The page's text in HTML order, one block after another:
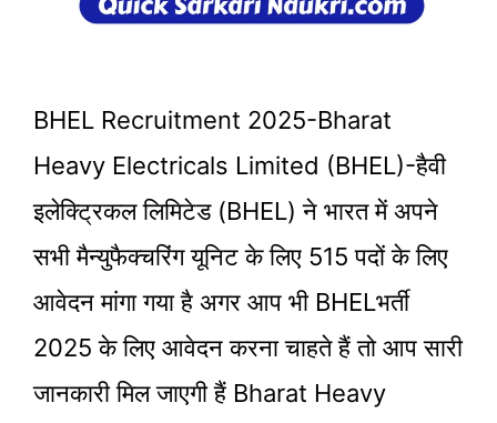
BHEL Recruitment 2025-Bharat
Heavy Electricals Limited (BHEL)-हैवी
इलेक्ट्रिकल लिमिटेड (BHEL) ने भारत में अपने
सभी मैन्युफैक्चरिंग यूनिट के लिए 515 पदों के लिए
आवेदन मांगा गया है अगर आप भी BHELभर्ती
2025 के लिए आवेदन करना चाहते हैं तो आप सारी
जानकारी मिल जाएगी हैं Bharat Heavy